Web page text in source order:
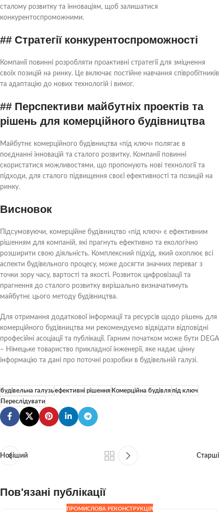
сталому розвитку та інноваціям, щоб залишатися
конкурентоспроможними.
## Стратегії конкурентоспроможності
Компанії повинні розробляти проактивні стратегії для зміцнення
своїх позицій на ринку. Це включає постійне навчання співробітників
та адаптацію до нових технологій і вимог.
## Перспективи майбутніх проектів та
рішень для комерційного будівництва
Майбутнє комерційного будівництва «під ключ» полягає в
поєднанні інновацій та сталого розвитку. Компанії повинні
скористатися можливостями, що пропонують нові технології та
підходи, для сталого підвищення своєї ефективності та позицій на
ринку.
Висновок
Підсумовуючи, комерційне будівництво «під ключ» є ефективним
рішенням для компаній, які прагнуть ефективно та екологічно
розширити свою діяльність. Комплексний підхід, який охоплює всі
аспекти будівельного процесу, може досягти значних переваг з
точки зору часу, вартості та якості. Розвиток цифровізації та
прагнення до сталого розвитку вирішально визначатимуть
майбутнє цього методу будівництва.
Для отримання додаткової інформації та ресурсів щодо рішень для
комерційного будівництва ми рекомендуємо відвідати відповідні
професійні асоціації та публікації. Гарним початком може бути DEGA
– Німецьке товариство прикладної інженерії, яке надає цінну
інформацію та дані про поточні розробки в будівельній галузі.
будівельна галузьефективні рішення Комерційна будівля під ключ
Переслідувати
Новіший Старші
Пов'язані публікації
ПРОМИСЛОВА РЕКОНСТРУКЦІЯ